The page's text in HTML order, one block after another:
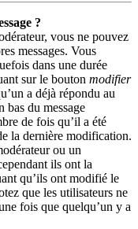
?
vous ne pouvez
messages. Vous
dans une durée
sur le bouton modifier
a déjà répondu au
bas du message
de fois qu’il a été
la dernière modification.
ou un
ils ont la
qu’ils ont modifié le
que les utilisateurs ne
fois que quelqu’un y a